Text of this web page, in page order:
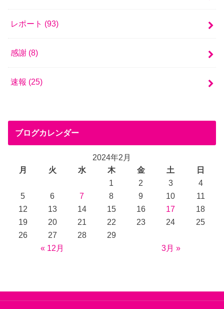
レポート (93)
感謝 (8)
速報 (25)
ブログカレンダー
2024年2月
月
火 水 木 金 土 日
« 12月 3月 »
1 2 3
4
5
6 7 8 9 10
11
12
13 14 15 16 17
18
19
20 21 22 23 24
25
26
27 28 29